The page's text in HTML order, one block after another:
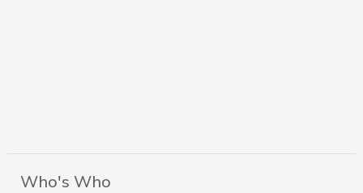
Who's Who